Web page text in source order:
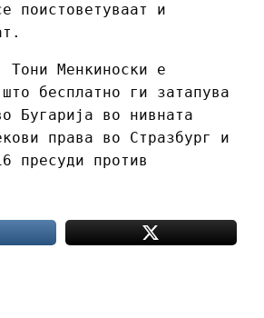
поистоветуваат и
Тони Менкиноски е
бесплатно ги затапува
Бугарија во нивната
права во Стразбург и
пресуди против